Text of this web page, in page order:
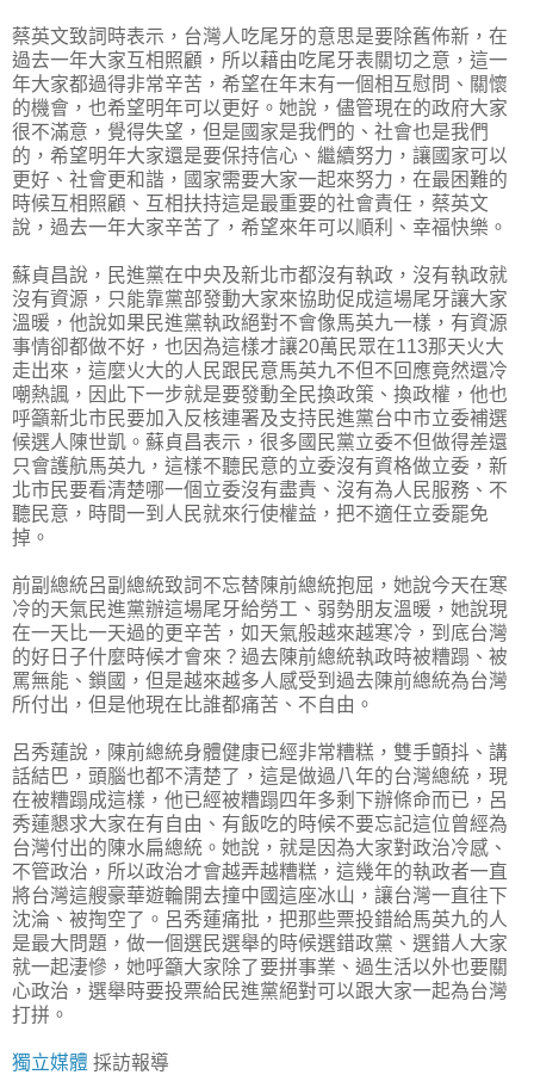
蔡英文致詞時表示，台灣人吃尾牙的意思是要除舊佈新，在
過去一年大家互相照顧，所以藉由吃尾牙表關切之意，這一
年大家都過得非常辛苦，希望在年末有一個相互慰問、關懷
的機會，也希望明年可以更好。她說，儘管現在的政府大家
很不滿意，覺得失望，但是國家是我們的、社會也是我們
的，希望明年大家還是要保持信心、繼續努力，讓國家可以
更好、社會更和諧，國家需要大家一起來努力，在最困難的
時候互相照顧、互相扶持這是最重要的社會責任，蔡英文
說，過去一年大家辛苦了，希望來年可以順利、幸福快樂。
蘇貞昌說，民進黨在中央及新北市都沒有執政，沒有執政就
沒有資源，只能靠黨部發動大家來協助促成這場尾牙讓大家
溫暖，他說如果民進黨執政絕對不會像馬英九一樣，有資源
事情卻都做不好，也因為這樣才讓20萬民眾在113那天火大
走出來，這麼火大的人民跟民意馬英九不但不回應竟然還冷
嘲熱諷，因此下一步就是要發動全民換政策、換政權，他也
呼籲新北市民要加入反核連署及支持民進黨台中市立委補選
候選人陳世凱。蘇貞昌表示，很多國民黨立委不但做得差還
只會護航馬英九，這樣不聽民意的立委沒有資格做立委，新
北市民要看清楚哪一個立委沒有盡責、沒有為人民服務、不
聽民意，時間一到人民就來行使權益，把不適任立委罷免
掉。
前副總統呂副總統致詞不忘替陳前總統抱屈，她說今天在寒
冷的天氣民進黨辦這場尾牙給勞工、弱勢朋友溫暖，她說現
在一天比一天過的更辛苦，如天氣般越來越寒冷，到底台灣
的好日子什麼時候才會來？過去陳前總統執政時被糟蹋、被
罵無能、鎖國，但是越來越多人感受到過去陳前總統為台灣
所付出，但是他現在比誰都痛苦、不自由。
呂秀蓮說，陳前總統身體健康已經非常糟糕，雙手顫抖、講
話結巴，頭腦也都不清楚了，這是做過八年的台灣總統，現
在被糟蹋成這樣，他已經被糟蹋四年多剩下辦條命而已，呂
秀蓮懇求大家在有自由、有飯吃的時候不要忘記這位曾經為
台灣付出的陳水扁總統。她說，就是因為大家對政治冷感、
不管政治，所以政治才會越弄越糟糕，這幾年的執政者一直
將台灣這艘豪華遊輪開去撞中國這座冰山，讓台灣一直往下
沈淪、被掏空了。呂秀蓮痛批，把那些票投錯給馬英九的人
是最大問題，做一個選民選舉的時候選錯政黨、選錯人大家
就一起淒慘，她呼籲大家除了要拼事業、過生活以外也要關
心政治，選舉時要投票給民進黨絕對可以跟大家一起為台灣
打拼。
獨立媒體 採訪報導